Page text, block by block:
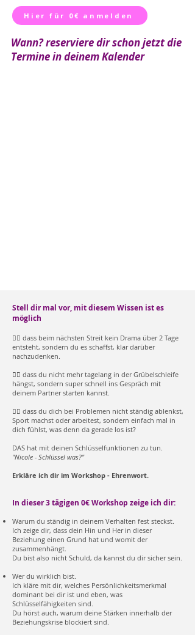
Hier für 0€ anmelden
Wann? reserviere dir schon jetzt die
Termine in deinem Kalender
Stell dir mal vor, mit diesem Wissen ist es
möglich
👍🏼 dass beim nächsten Streit kein Drama über 2 Tage
entsteht, sondern du es schaffst, klar darüber
nachzudenken.
👍🏼 dass du nicht mehr tagelang in der Grübelschleife
hängst, sondern super schnell ins Gespräch mit
deinem Partner starten kannst.
👍🏼 dass du dich bei Problemen nicht ständig ablenkst,
Sport machst oder arbeitest, sondern einfach mal in
dich fühlst, was denn da gerade los ist?
DAS hat mit deinen Schlüsselfunktionen zu tun.
"Nicole - Schlüssel was?"
Erkläre ich dir im Workshop - Ehrenwort.
In dieser 3 tägigen 0€ Workshop zeige ich dir:
Warum du ständig in deinem Verhalten fest steckst.
Ich zeige dir, dass dein Hin und Her in dieser
Beziehung einen Grund hat und womit der
zusammenhängt.
Du bist also nicht Schuld, da kannst du dir sicher sein.
Wer du wirklich bist.
Ich kläre mit dir, welches Persönlichkeitsmerkmal
dominant bei dir ist und eben, was
Schlüsselfähigkeiten sind.
Du hörst auch, warum deine Stärken innerhalb der
Beziehungskrise blockiert sind.